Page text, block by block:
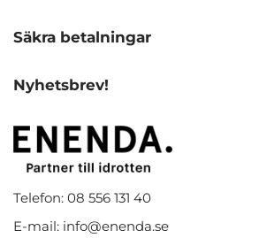
Telefon: 08 556 131 40
E-mail: info@enenda.se
Säkra betalningar
Nyhetsbrev!